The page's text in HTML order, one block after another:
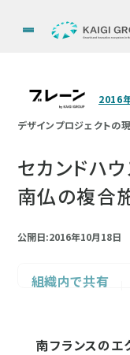
2016
デザインプロジェクトの
セカンドハ
南仏の複合
公開日:2016年10月18日
組織内で共有
南フランスのエ